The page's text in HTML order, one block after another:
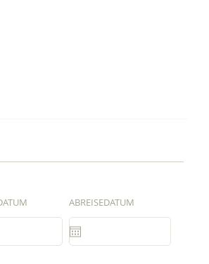
ABREISEDATUM